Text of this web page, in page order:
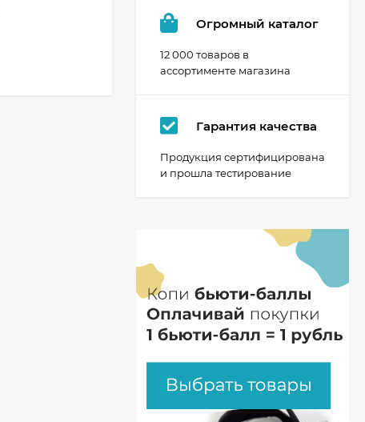
Огромный каталог
12 000 товаров в
ассортименте магазина
Гарантия качества
Продукция сертифицирована
и прошла тестирование